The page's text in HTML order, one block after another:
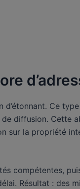
Ce
diffusion. Cette
sur la propriété
compétentes,
Résultat : des